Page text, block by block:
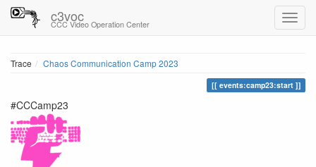
c3voc
CCC Video Operation Center
Trace Chaos Communication Camp 2023
events:camp23:start
#CCCamp23